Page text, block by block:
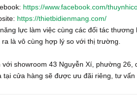
https://www.facebook.com/
https://thietbidienmang.com/
lực làm việc cùng các đối tác
là vô cùng hợp lý so với thị trường.
với showroom 43 Nguyễn Xí, phường 26,
tại cửa hàng sẽ được ưu đãi riêng, tư vấn